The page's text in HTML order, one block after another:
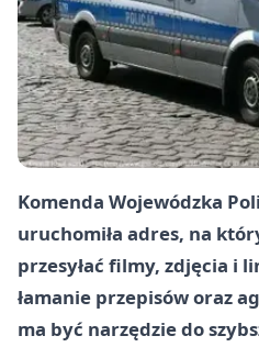
Komenda Wojewódzka
uruchomiła adres, na
przesyłać filmy, zdjęcia i
łamanie przepisów oraz
ma być narzędzie do